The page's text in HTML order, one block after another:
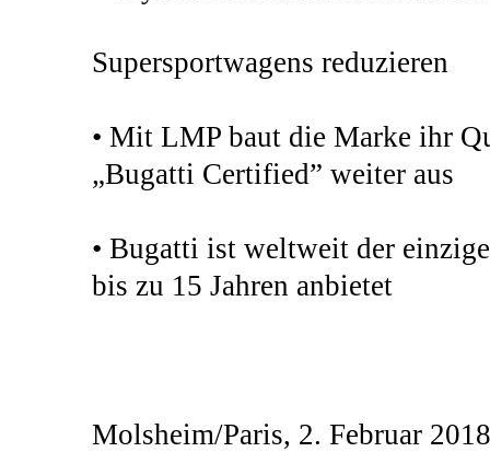
Supersportwagens reduzieren
• Mit LMP baut die Marke ihr
„Bugatti Certified” weiter aus
• Bugatti ist weltweit der
bis zu 15 Jahren anbietet
Molsheim/Paris, 2. Februar